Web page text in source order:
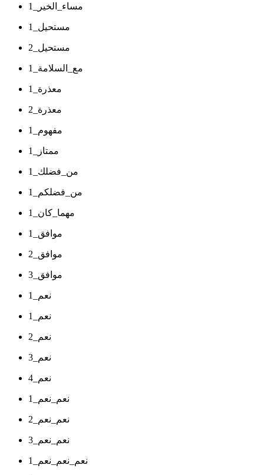
مساء_الخير_1
مستحيل_1
مستحيل_2
مع_السلامة_1
معذرة_1
معذرة_2
مفهوم_1
ممتاز_1
من_فضلك_1
من_فضلكم_1
مهما_كان_1
موافق_1
موافق_2
موافق_3
نعم_1
نعم_1
نعم_2
نعم_3
نعم_4
نعم_نعم_1
نعم_نعم_2
نعم_نعم_3
نعم_نعم_نعم_1